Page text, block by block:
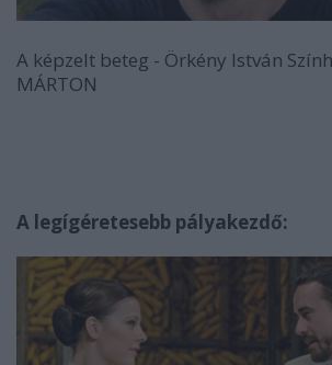
A képzelt beteg - Örkény István
MÁRTON
A legígéretesebb pályakezdő: